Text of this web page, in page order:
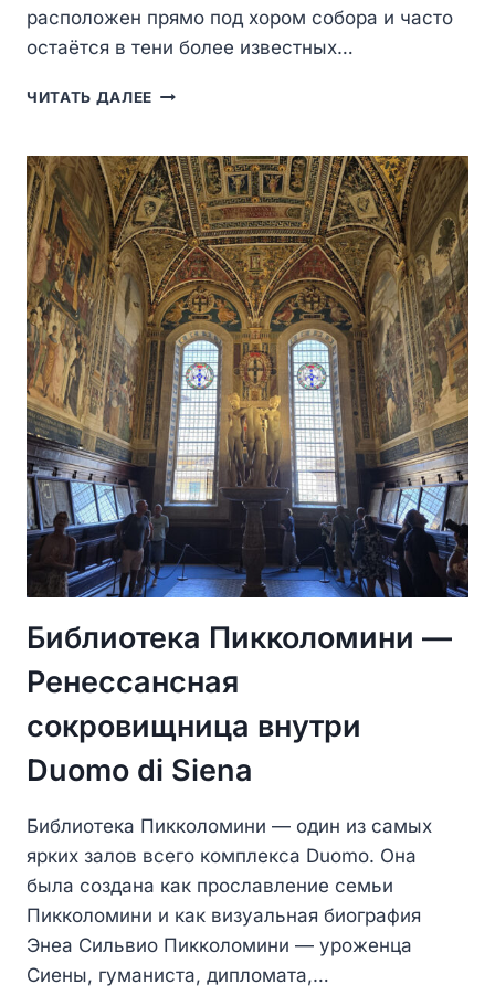
расположен прямо под хором собора и часто
остаётся в тени более известных…
ЧИТАТЬ ДАЛЕЕ БАПТИСТЕРИЙ
СКРЫТАЯ
ЖЕМЧУЖИНА
ПОД
СОБОРОМ
Библиотека Пикколомини —
Ренессансная
сокровищница внутри
Duomo di Siena
Библиотека Пикколомини — один из самых
ярких залов всего комплекса Duomo. Она
была создана как прославление семьи
Пикколомини и как визуальная биография
Энеа Сильвио Пикколомини — уроженца
Сиены, гуманиста, дипломата,…